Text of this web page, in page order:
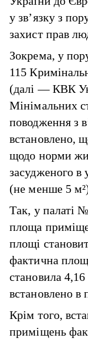
у зв’язку з
захист прав
Зокрема, у
115
(далі — КВК
Мінімальних
поводження з
встановлено,
щодо норми
засудженого в
(не менше 5
Так, у палаті
площа
площі
фактична
становила
встановлено
Крім того,
приміщень